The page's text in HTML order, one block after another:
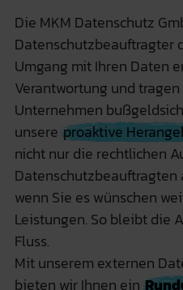
Die MKM Datenschutz
Datenschutzbeauftragter
Umgang mit Ihren Daten
Verantwortung und
Unternehmen
unsereproaktive
nicht nur die rechtlichen
Datenschutzbeauftragten
wenn Sie es wünschen
Leistungen. So bleibt die
Fluss.
Mit unserem externen
bieten wir Ihnen ein